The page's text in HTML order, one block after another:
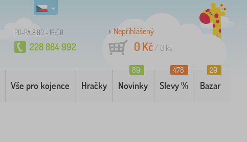
PO-PÁ 8:00 - 16:00
228 884 992
Nepřihlášený
0 Kč/ 0 ks
Vše pro kojence Hračky Novinky
89
Slevy %
478
Bazar
29